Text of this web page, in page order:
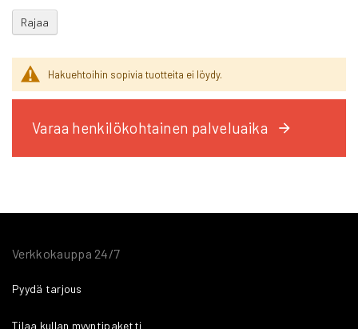
Hakuehtoihin sopivia tuotteita ei löydy.
Varaa henkilökohtainen palveluaika
Rajaa
Verkkokauppa 24/7
Pyydä tarjous
Tilaa kullan myyntipaketti